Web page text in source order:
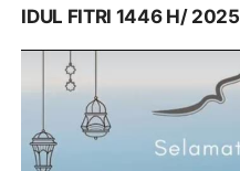
IDUL FITRI 1446 H/ 2025